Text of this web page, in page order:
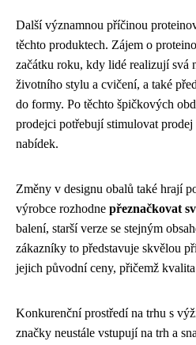
Další významnou příčinou
těchto produktech. Zájem o
začátku roku, kdy lidé realizují svá
životního stylu a cvičení, a také
do formy. Po těchto špičkových
prodejci potřebují stimulovat
nabídek.
Změny v designu obalů také hrají
výrobce rozhodne přeznačkovat
balení, starší verze se stejným
zákazníky to představuje skvělou
jejich původní ceny, přičemž
Konkurenční prostředí na trhu s
značky neustále vstupují na trh a